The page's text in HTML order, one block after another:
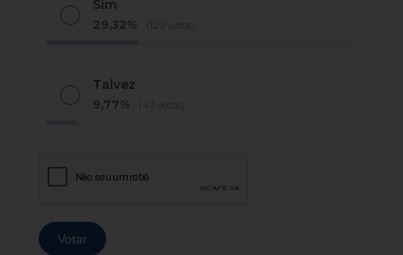
Sim
29,32% (129 votos)
Talvez
9,77% (43 votos)